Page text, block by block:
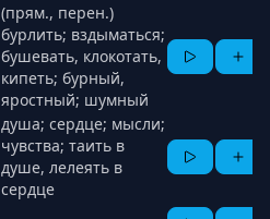
(прям., перен.)
бурлить; вздыматься;
бушевать, клокотать,
кипеть; бурный,
яростный; шумный
душа; сердце; мысли;
чувства; таить в
душе, лелеять в
сердце